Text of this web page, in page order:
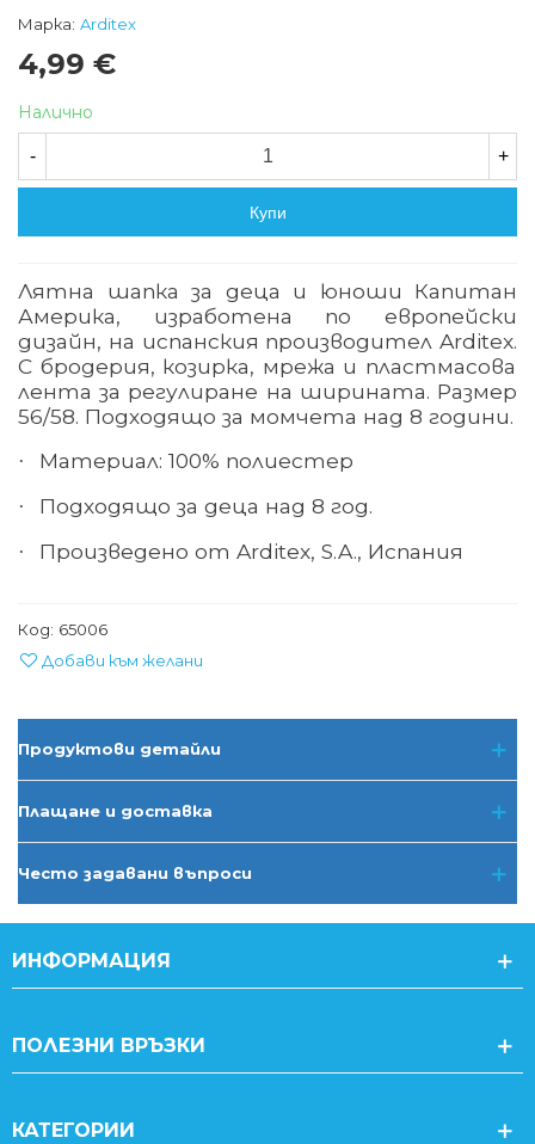
Марка: Arditex
4,99 €
Налично
- +
Купи
Лятна шапка за деца и юноши Капитан
Америка, изработена по европейски
дизайн, на испанския производител Arditex.
С бродерия, козирка, мрежа и пластмасова
лента за регулиране на ширината. Размер
56/58. Подходящо за момчета над 8 години.
· Материал: 100% полиестер
· Подходящо за деца над 8 год.
· Произведено от Arditex, S.A., Испания
Код: 65006
Добави към желани
Продуктови детайли
Плащане и доставка
Често задавани въпроси
ИНФОРМАЦИЯ
ПОЛЕЗНИ ВРЪЗКИ
КАТЕГОРИИ